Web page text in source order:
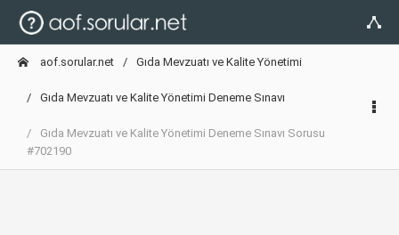
aof.sorular.net Gıda Mevzuatı ve Kalite Yönetimi
Gıda Mevzuatı ve Kalite Yönetimi Deneme Sınavı
Gıda Mevzuatı ve Kalite Yönetimi Deneme Sınavı Sorusu
#702190